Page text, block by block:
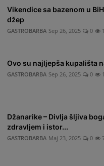
Vikendice sa bazenom u
džep
GASTROBARBA Sep 26, 2025 0
Ovo su najljepša kupališta
GASTROBARBA Sep 26, 2025 0
Džanarike – Divlja šljiva
zdravljem i istor...
GASTROBARBA Maj 23, 2025 0